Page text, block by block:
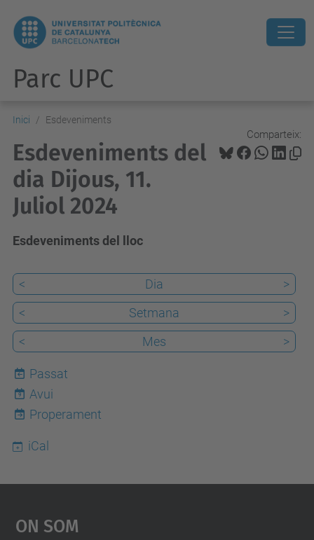
Parc UPC
Inici Esdeveniments
Comparteix:
Esdeveniments del
dia Dijous, 11.
Juliol 2024
Esdeveniments del lloc
< Dia
>
<
Setmana
>
<
Mes >
Passat
9
Avui
Properament
iCal
On Som